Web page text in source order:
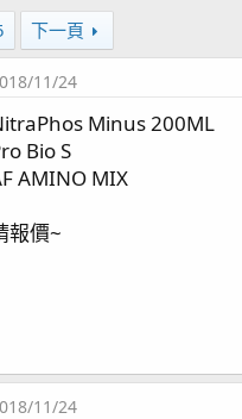
下一頁
11/24
Minus 200ML
Bio S
AMINO MIX
報價~
11/24